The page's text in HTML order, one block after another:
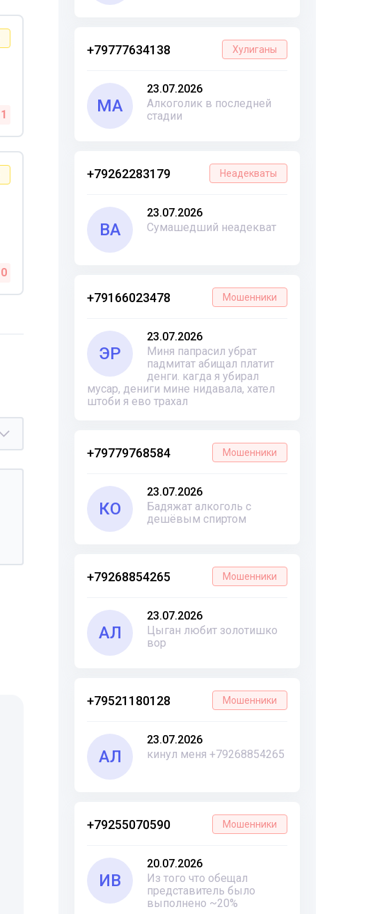
+79777634138 Хулиганы
МА
23.07.2026
Алкоголик в последней
стадии
+79262283179 Неадекваты
ВА
23.07.2026
Сумашедший неадекват
+79166023478 Мошенники
ЭР
23.07.2026
Миня папрасил убрат
падмитат абищал платит
денги. кагда я убирал
мусар, дениги мине нидавала, хател
штоби я ево трахал
+79779768584 Мошенники
КО
23.07.2026
Бадяжат алкоголь с
дешёвым спиртом
+79268854265 Мошенники
АЛ
23.07.2026
Цыган любит золотишко
вор
+79521180128 Мошенники
АЛ
23.07.2026
кинул меня +79268854265
+79255070590 Мошенники
ИВ
20.07.2026
Из того что обещал
представитель было
выполнено ~20%
1
0